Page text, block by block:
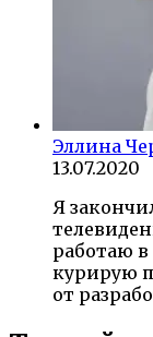
Эллина
13.07.2020
Я
работаю в
курирую
от